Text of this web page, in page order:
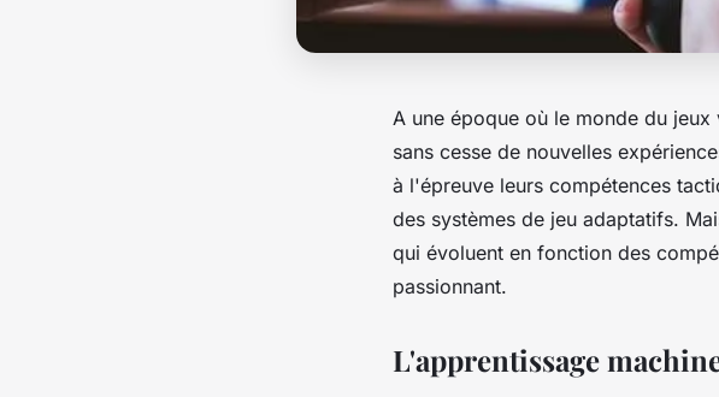
A une époque où le monde du jeux
sans cesse de nouvelles
à l'épreuve leurs compétences
des systèmes de jeu adaptatifs.
qui évoluent en fonction des
passionnant.
L'apprentissage